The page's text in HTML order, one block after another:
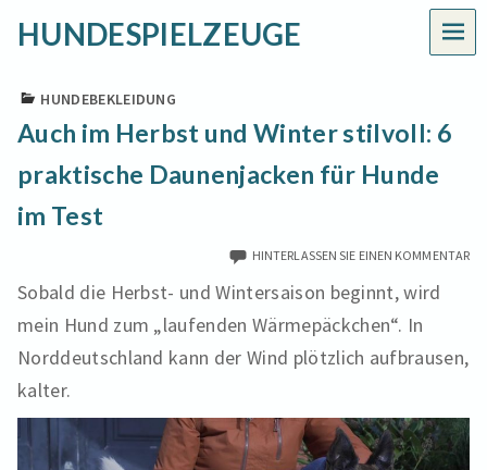
HUNDESPIELZEUGE
HUNDEBEKLEIDUNG
Auch im Herbst und Winter stilvoll: 6
praktische Daunenjacken für Hunde
im Test
HINTERLASSEN SIE EINEN KOMMENTAR
Sobald die Herbst- und Wintersaison beginnt, wird
mein Hund zum „laufenden Wärmepäckchen“. In
Norddeutschland kann der Wind plötzlich aufbrausen,
kalter.